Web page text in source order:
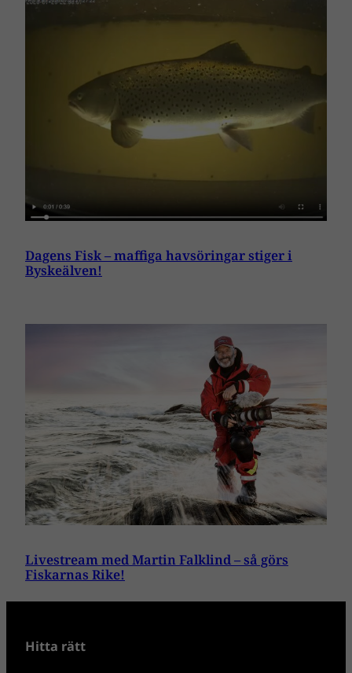
Dagens Fisk – maffiga havsöringar stiger i
Byskeälven!
Livestream med Martin Falklind – så görs
Fiskarnas Rike!
Hitta rätt